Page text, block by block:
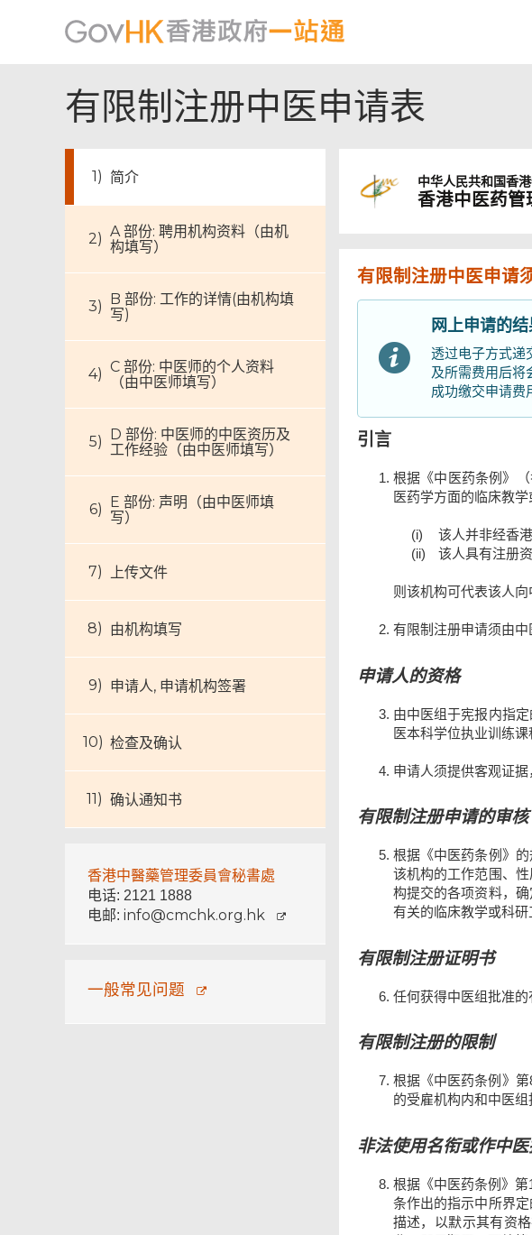
有限制注册中医申请表
简介
A 部份: 聘用机构资料（由机
构填写）
B 部份: 工作的详情(由机构填
写)
C 部份: 中医师的个人资料
（由中医师填写）
D 部份: 中医师的中医资历及
工作经验（由中医师填写）
E 部份: 声明（由中医师填
写）
上传文件
由机构填写
申请人, 申请机构签署
检查及确认
确认通知书
香港中醫藥管理委員會秘書處
电话: 2121 1888
电邮: info@cmchk.org.hk
一般常见问题
中华人民共和国香
香港中医药管
有限制注册中医申请
网上申请的
透过电子方式递
及所需费用后将
成功缴交申请费
引言
根据《中医药条例》
医药学方面的临床教
(i)
该人并非经香
(ii)
该人具有注册
则该机构可代表该人向
有限制注册申请须由中
申请人的资格
由中医组于宪报内指
医本科学位执业训练
申请人须提供客观证
有限制注册申请的审核
根据《中医药条例》
该机构的工作范围、
构提交的各项资料，
有关的临床教学或科研
有限制注册证明书
任何获得中医组批准的
有限制注册的限制
根据《中医药条例》
的受雇机构内和中医
非法使用名衔或作中
根据《中医药条例》
条作出的指示中所界
描述，以默示其有资